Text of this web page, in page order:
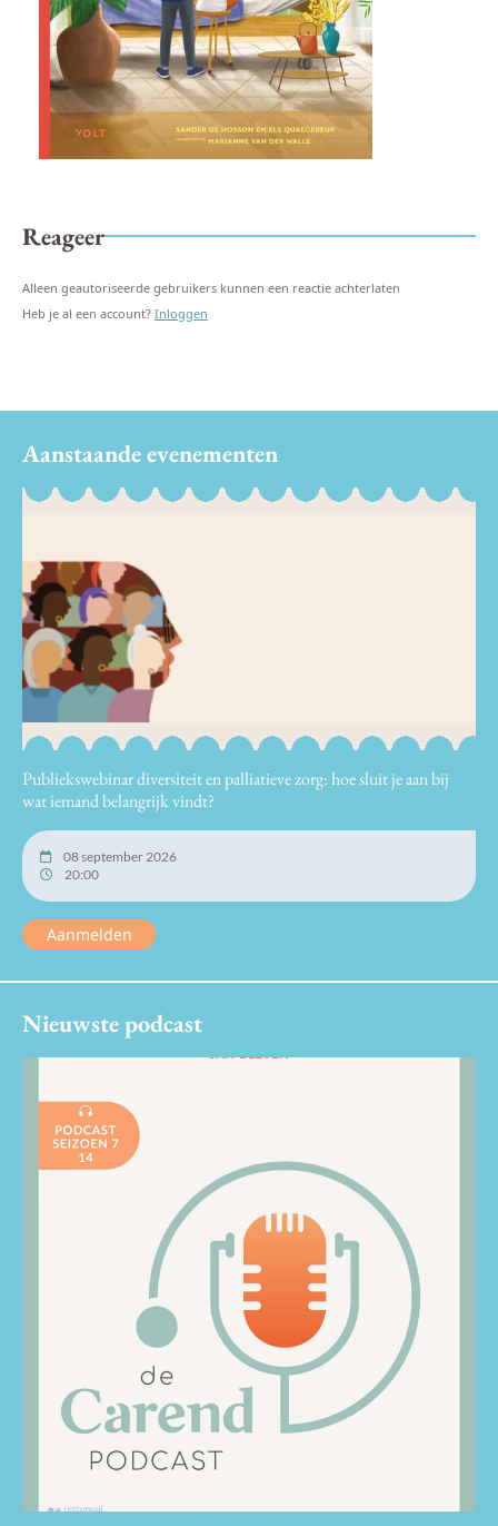
Reageer
Alleen geautoriseerde gebruikers kunnen een reactie achterlaten
Heb je al een account? Inloggen
Aanstaande evenementen
Publiekswebinar diversiteit en palliatieve zorg: hoe sluit je aan bij
wat iemand belangrijk vindt?
08 september 2026
20:00
Aanmelden
Nieuwste podcast